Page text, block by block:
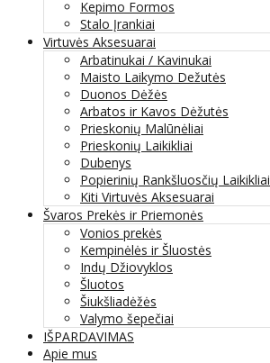
Kepimo Formos
Stalo Įrankiai
Virtuvės Aksesuarai
Arbatinukai / Kavinukai
Maisto Laikymo Dežutės
Duonos Dėžės
Arbatos ir Kavos Dėžutės
Prieskonių Malūnėliai
Prieskonių Laikikliai
Dubenys
Popierinių Rankšluosčių Laikikliai
Kiti Virtuvės Aksesuarai
Švaros Prekės ir Priemonės
Vonios prekės
Kempinėlės ir Šluostės
Indų Džiovyklos
Šluotos
Šiukšliadėžės
Valymo šepečiai
IŠPARDAVIMAS
Apie mus